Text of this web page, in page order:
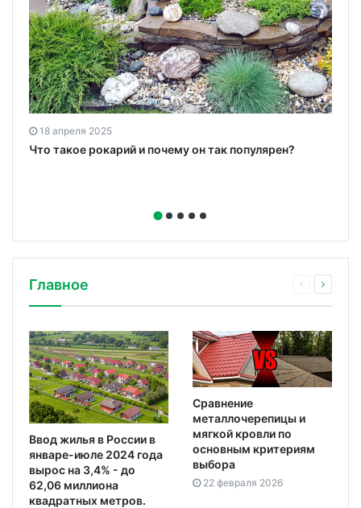
18 апреля 2025
Что такое рокарий и почему он так популярен?
Главное
Ввод жилья в России в
январе-июле 2024 года
вырос на 3,4% - до
62,06 миллиона
квадратных метров.
Сравнение
металлочерепицы и
мягкой кровли по
основным критериям
выбора
22 февраля 2026